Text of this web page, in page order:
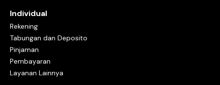
commerce), dan kebutuhan lainnya dari nasabah bank.
Apa itu Bank Neo Commerce?
Bank Neo Commerce adalah salah satu bank dengan layanan
digital terbaik di Indonesia yang merupakan hasil transformasi
dari Bank Yudha Bhakti yang telah berdiri sejak lebih dari 30
tahun lalu, yaitu pada tahun 1990.
Sebelumnya, Bank Yudha Bhakti melayani masyarakat dengan
produk bank konvensional. Pada tahun 2020, Bank Yudha Bhakti
Individual
Rekening
Tabungan dan Deposito
Pinjaman
Pembayaran
Layanan Lainnya